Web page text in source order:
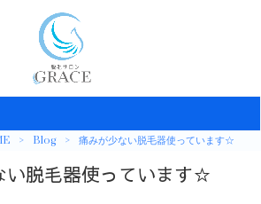
> Blog > 痛みが少ない脱毛器使っています☆
い脱毛器使っています☆